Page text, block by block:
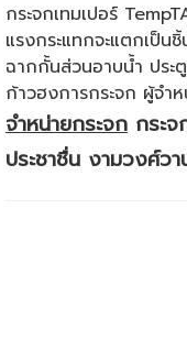
กระจกเทมเปอร์
แรงกระแทกจะแตกเป็น
ฉากกั้นส่วนอาบน้ำ ปร
ก้าวฮงการกระจก ผู้จำ
จำหน่ายกระจก กระ
ประชาชื่น งามวงศ์ว